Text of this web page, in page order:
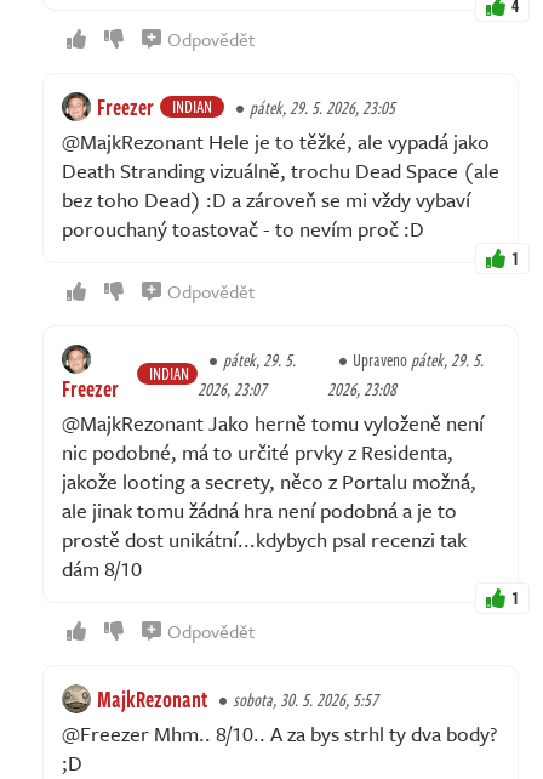
4
Odpovědět
Freezer INDIAN pátek, 29. 5. 2026, 23:05
@MajkRezonant Hele je to těžké, ale vypadá jako
Death Stranding vizuálně, trochu Dead Space (ale
bez toho Dead) :D a zároveň se mi vždy vybaví
porouchaný toastovač - to nevím proč :D
1
Odpovědět
Freezer INDIAN
pátek, 29. 5.
2026, 23:07
Upravenopátek, 29. 5.
2026, 23:08
@MajkRezonant Jako herně tomu vyloženě není
nic podobné, má to určité prvky z Residenta,
jakože looting a secrety, něco z Portalu možná,
ale jinak tomu žádná hra není podobná a je to
prostě dost unikátní...kdybych psal recenzi tak
dám 8/10
1
Odpovědět
MajkRezonant sobota, 30. 5. 2026, 5:57
@Freezer Mhm.. 8/10.. A za bys strhl ty dva body?
;D